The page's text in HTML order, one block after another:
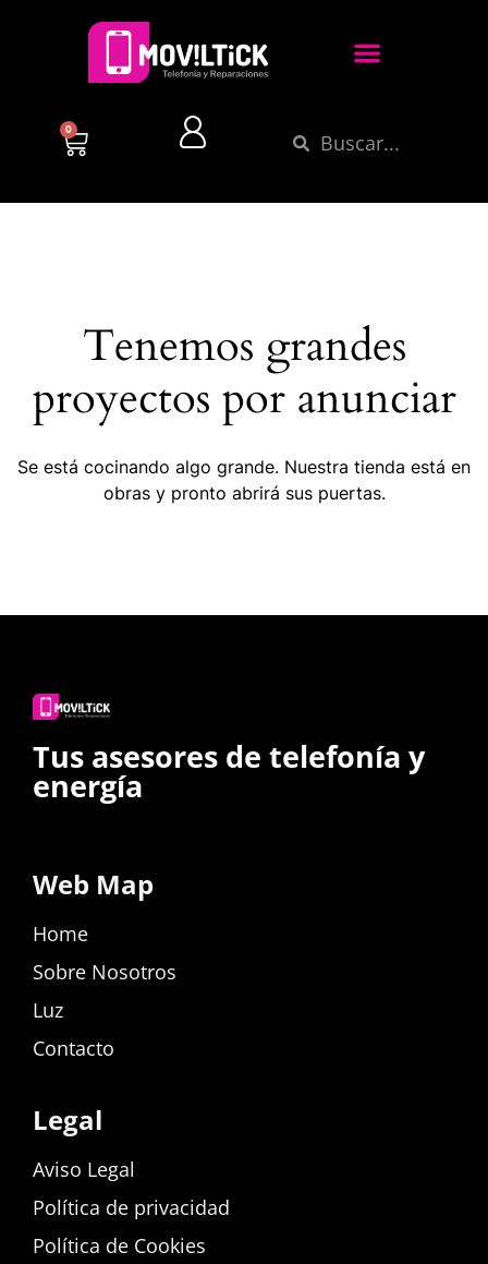
0
Tenemos grandes
proyectos por anunciar
Se está cocinando algo grande. Nuestra tienda está en
obras y pronto abrirá sus puertas.
Tus asesores de telefonía y
energía
Web Map
Home
Sobre Nosotros
Luz
Contacto
Legal
Aviso Legal
Política de privacidad
Política de Cookies